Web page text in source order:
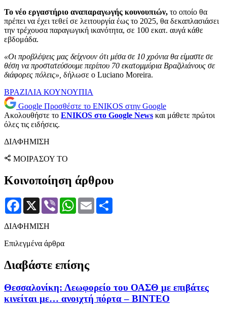
Το νέο εργαστήριο αναπαραγωγής κουνουπιών, το οποίο θα
πρέπει να έχει τεθεί σε λειτουργία έως το 2025, θα δεκαπλασιάσει
την τρέχουσα παραγωγική ικανότητα, σε 100 εκατ. αυγά κάθε
εβδομάδα.
«Οι προβλέψεις μας δείχνουν ότι μέσα σε 10 χρόνια θα είμαστε σε
θέση να προστατεύσουμε περίπου 70 εκατομμύρια Βραζιλιάνους σε
διάφορες πόλεις», δήλωσε ο Luciano Moreira.
ΒΡΑΖΙΛΙΑ ΚΟΥΝΟΥΠΙΑ
Google Προσθέστε το ENIKOS στην Google
Ακολουθήστε το ENIKOS στο Google News και μάθετε πρώτοι
όλες τις ειδήσεις.
ΔΙΑΦΗΜΙΣΗ
ΜΟΙΡΑΣΟΥ ΤΟ
Κοινοποίηση άρθρου
Facebook
X Viber WhatsApp
Email
ΔΙΑΦΗΜΙΣΗ
Επιλεγμένα άρθρα
Διαβάστε επίσης
Θεσσαλονίκη: Λεωφορείο του ΟΑΣΘ με επιβάτες
κινείται με… ανοιχτή πόρτα – BINTEO